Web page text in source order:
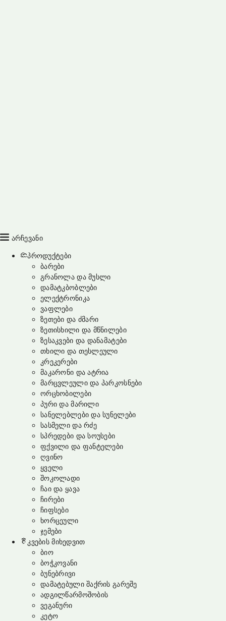
არჩევანი
პროდუქტები
ბარები
გრანოლა და მუსლი
დამატკბობლები
ელექტრონიკა
ვაფლები
ზეთები და ძმარი
ზეთისხილი და მწნილები
ზესაკვები და დანამატები
თხილი და თესლეული
კრეკერები
მაკარონი და ატრია
მარცვლეული და პარკოსნები
ორცხობილები
პური და მარილი
სანელებლები და სუნელები
სასმელი და რძე
სპრედები და სოუსები
ფქვილი და ფანტელები
ღვინო
ყველი
შოკოლადი
ჩაი და ყავა
ჩირები
ჩიფსები
ხორცეული
ჯემები
კვების მიხედვით
ბიო
ბოჭკოვანი
ბუნებრივი
დამატებული შაქრის გარეშე
ადგილწარმოშობის
ვეგანური
კეტო